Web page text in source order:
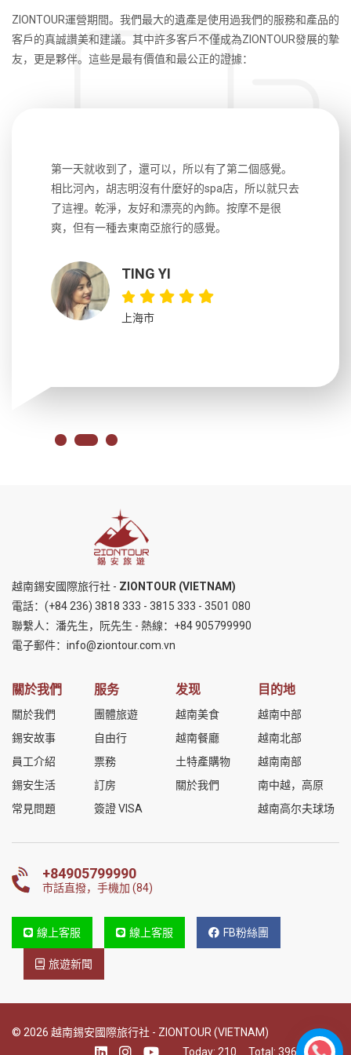
ZIONTOUR運營期間。我們最大的遺產是使用過我們的服務和產品的
客戶的真誠讚美和建議。其中許多客戶不僅成為ZIONTOUR發展的摯
友，更是夥伴。這些是最有價值和最公正的證據：
第一天就收到了，還可以，所以有了第二個感覺。
相比河內，胡志明沒有什麼好的spa店，所以就只去
了這裡。乾淨，友好和漂亮的內飾。按摩不是很
爽，但有一種去東南亞旅行的感覺。
TING YI
上海市
越南錫安國際旅行社 - ZIONTOUR (VIETNAM)
電話： (+84 236) 3818 333 - 3815 333 - 3501 080
聯繫人：潘先生，阮先生 - 熱線： +84 905799990
電子郵件： info@ziontour.com.vn
關於我們
關於我們
錫安故事
員工介紹
錫安生活
常見問題
服务
團體旅遊
自由行
票務
訂房
簽證 VISA
发现
越南美食
越南餐廳
土特產購物
關於我們
目的地
越南中部
越南北部
越南南部
南中越，高原
越南高尔夫球场
+84905799990
市話直撥，手機加 (84)
線上客服 線上客服 FB粉絲團
旅遊新聞
© 2026 越南錫安國際旅行社 - ZIONTOUR (VIETNAM)
Today: 210 Total: 396787